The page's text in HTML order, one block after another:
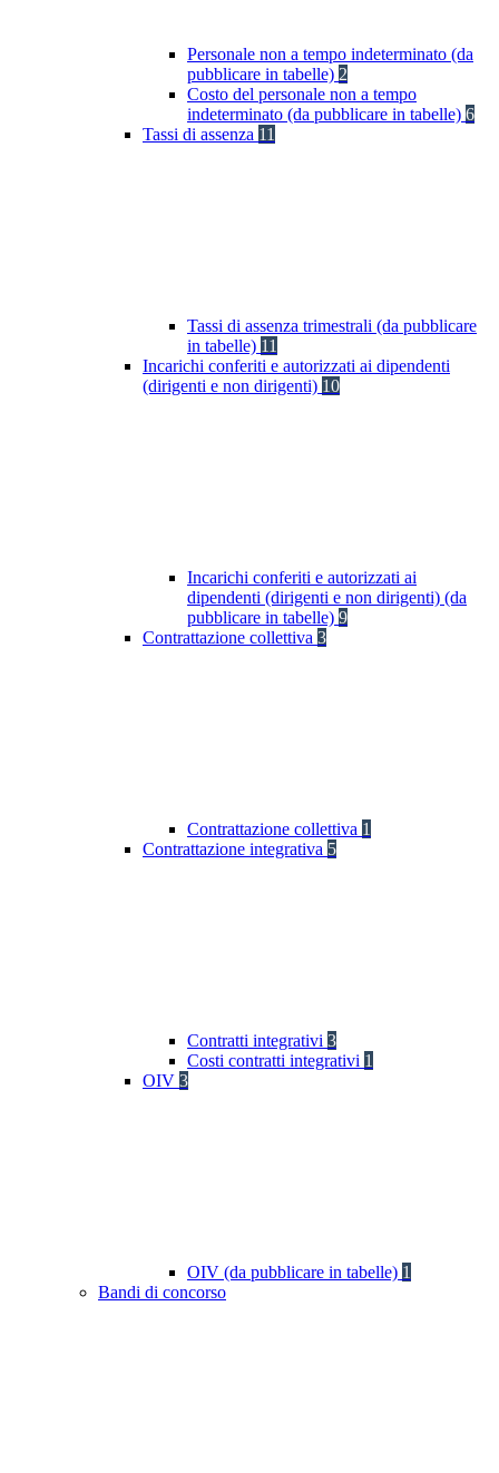
Personale non a tempo indeterminato (da
pubblicare in tabelle) 2
Costo del personale non a tempo
indeterminato (da pubblicare in tabelle) 6
Tassi di assenza 11
Tassi di assenza trimestrali (da pubblicare
in tabelle) 11
Incarichi conferiti e autorizzati ai dipendenti
(dirigenti e non dirigenti) 10
Incarichi conferiti e autorizzati ai
dipendenti (dirigenti e non dirigenti) (da
pubblicare in tabelle) 9
Contrattazione collettiva 3
Contrattazione collettiva 1
Contrattazione integrativa 5
Contratti integrativi 3
Costi contratti integrativi 1
OIV 3
OIV (da pubblicare in tabelle) 1
Bandi di concorso